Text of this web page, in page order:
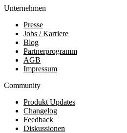
Unternehmen
Presse
Jobs / Karriere
Blog
Partnerprogramm
AGB
Impressum
Community
Produkt Updates
Changelog
Feedback
Diskussionen